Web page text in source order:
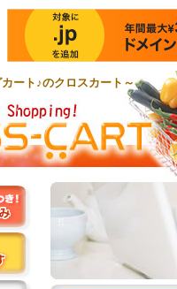
ート♪のクロスカート～